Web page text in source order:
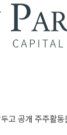
고 공개 주주활